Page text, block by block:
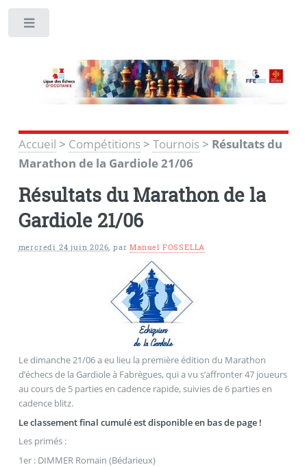
Accueil > Compétitions> Tournois> Résultats du
Marathon de la Gardiole 21/06
Résultats du Marathon de la
Gardiole 21/06
mercredi 24 juin 2026,parManuel FOSSELLA
Le dimanche 21/06 a eu lieu la première édition du Marathon
d’échecs de la Gardiole à Fabrègues, qui a vu s’affronter 47 joueurs
au cours de 5 parties en cadence rapide, suivies de 6 parties en
cadence blitz.
Le classement final cumulé est disponible en bas de page !
Les primés :
1er : DIMMER Romain (Bédarieux)